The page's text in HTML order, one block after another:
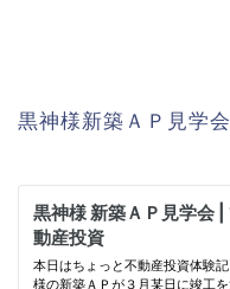
黒神様新築ＡＰ見学会